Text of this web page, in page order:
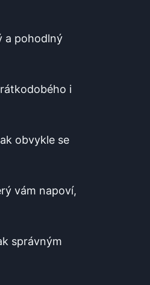
a pohodlný
i
‍obvykle se
vám⁤ napoví,
správným